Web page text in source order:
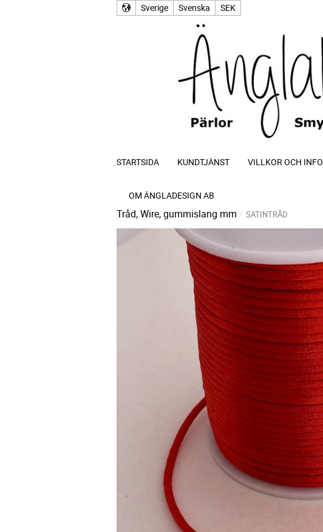
Sverige Svenska SEK
STARTSIDA KUNDTJÄNST VILLKOR OCH INFO
OM ÄNGLADESIGN AB
Tråd, Wire, gummislang mm SATINTRÅD